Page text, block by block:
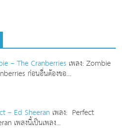
– The Cranberries เพลง: Zombie
ก่อนอื่นต้องขอ...
– Ed Sheeran เพลง: Perfect
เพลงนี้เป็นเพลง...